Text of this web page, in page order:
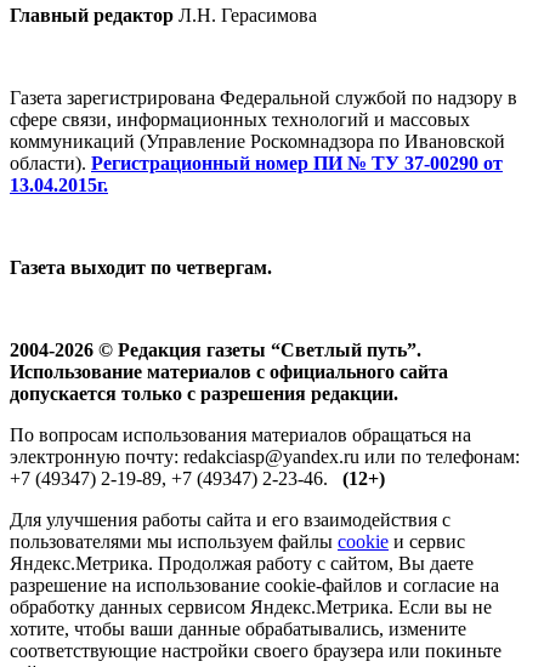
Главный редактор Л.Н. Герасимова
Газета зарегистрирована Федеральной службой по надзору в
сфере связи, информационных технологий и массовых
коммуникаций (Управление Роскомнадзора по Ивановской
области). Регистрационный номер ПИ № ТУ 37-00290 от
13.04.2015г.
Газета выходит по четвергам.
2004-2026 © Редакция газеты “Светлый путь”.
Использование материалов с официального сайта
допускается только с разрешения редакции.
По вопросам использования материалов обращаться на
электронную почту: redakciasp@yandex.ru или по телефонам:
+7 (49347) 2-19-89, +7 (49347) 2-23-46. (12+)
Для улучшения работы сайта и его взаимодействия с
пользователями мы используем файлы cookie и сервис
Яндекс.Метрика. Продолжая работу с сайтом, Вы даете
разрешение на использование cookie-файлов и согласие на
обработку данных сервисом Яндекс.Метрика. Если вы не
хотите, чтобы ваши данные обрабатывались, измените
соответствующие настройки своего браузера или покиньте